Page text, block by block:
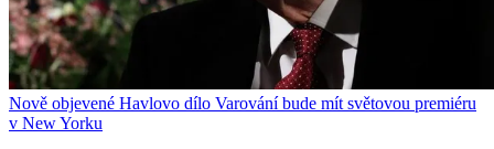
Nově objevené Havlovo dílo Varování bude mít světovou premiéru
v New Yorku